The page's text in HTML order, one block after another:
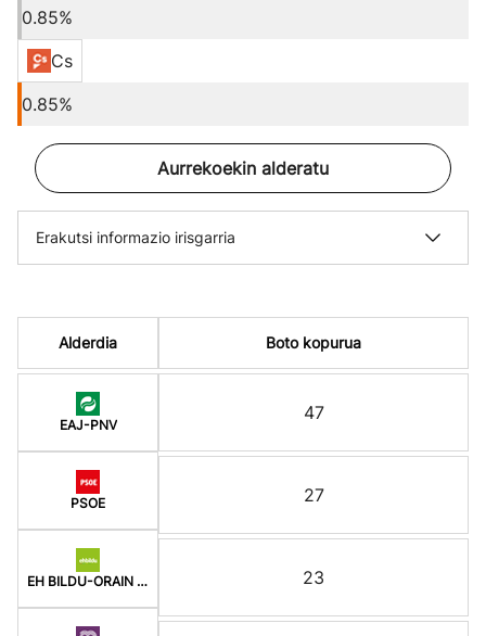
0.85%
Cs
0.85%
Aurrekoekin alderatu
Erakutsi informazio irisgarria
Alderdia
EAJ-PNV
PSOE
EH BILDU-ORAIN ERREP
Boto kopurua
47
27
23